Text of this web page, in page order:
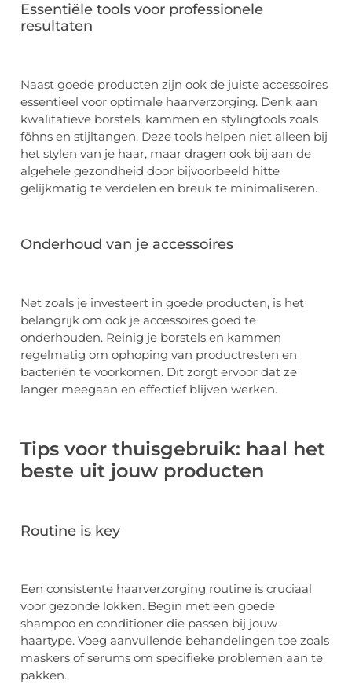
Essentiële tools voor professionele
resultaten
Naast goede producten zijn ook de juiste accessoires
essentieel voor optimale haarverzorging. Denk aan
kwalitatieve borstels, kammen en stylingtools zoals
föhns en stijltangen. Deze tools helpen niet alleen bij
het stylen van je haar, maar dragen ook bij aan de
algehele gezondheid door bijvoorbeeld hitte
gelijkmatig te verdelen en breuk te minimaliseren.
Onderhoud van je accessoires
Net zoals je investeert in goede producten, is het
belangrijk om ook je accessoires goed te
onderhouden. Reinig je borstels en kammen
regelmatig om ophoping van productresten en
bacteriën te voorkomen. Dit zorgt ervoor dat ze
langer meegaan en effectief blijven werken.
Tips voor thuisgebruik: haal het
beste uit jouw producten
Routine is key
Een consistente haarverzorging routine is cruciaal
voor gezonde lokken. Begin met een goede
shampoo en conditioner die passen bij jouw
haartype. Voeg aanvullende behandelingen toe zoals
maskers of serums om specifieke problemen aan te
pakken.